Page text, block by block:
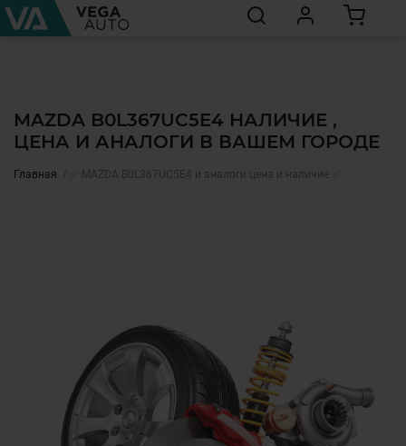
MAZDA B0L367UC5E4 НАЛИЧИЕ ,
ЦЕНА И АНАЛОГИ В ВАШЕМ ГОРОДЕ
Главная ✅ MAZDA B0L367UC5E4 и аналоги цена и наличие ✅